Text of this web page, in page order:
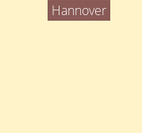
Hannover